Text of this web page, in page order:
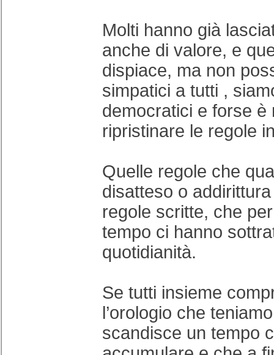
Molti hanno già
anche di valore, e
dispiace, ma non
simpatici a tutti ,
democratici e forse è
ripristinare le regole
Quelle regole che
disatteso o
regole scritte, che
tempo ci hanno
quotidianità.
Se tutti insieme
l’orologio che
scandisce un tempo